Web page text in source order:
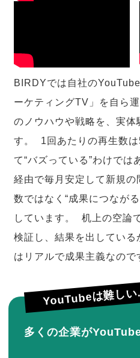
BIRDYでは自社の
ーケティングTV」を自ら
のノウハウや戦略を、実体
す。 1回あたりの再生数
て“バズっている”わけで
経由で毎月安定して新規
数ではなく“成果につなが
しています。 机上の空論
検証し、結果を出してい
はリアルで成果主義なので
YouTubeは難し
多くの企業が